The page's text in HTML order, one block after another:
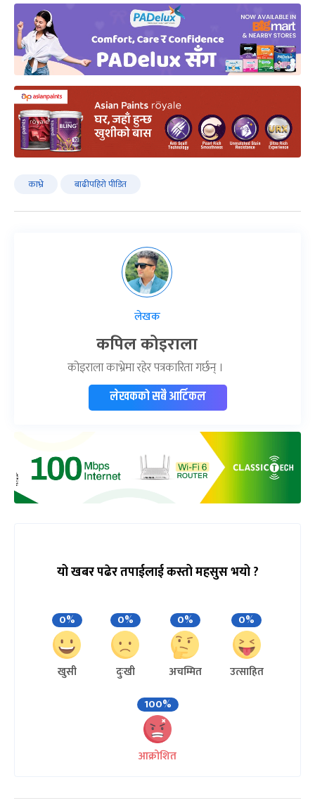
काभ्रे बाढीपहिरो पीडित
लेखक
कपिल कोइराला
कोइराला काभ्रेमा रहेर पत्रकारिता गर्छन् ।
लेखकको सबै आर्टिकल
यो खबर पढेर तपाईलाई कस्तो महसुस भयो ?
0%
खुसी
0%
दुःखी
0%
अचम्मित
0%
उत्साहित
100%
आक्रोशित